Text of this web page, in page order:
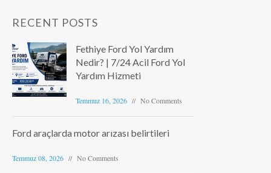
RECENT POSTS
Fethiye Ford Yol Yardım
Nedir? | 7/24 Acil Ford Yol
Yardım Hizmeti
Temmuz 16, 2026 No Comments
Ford araçlarda motor arızası belirtileri
Temmuz 08, 2026 No Comments